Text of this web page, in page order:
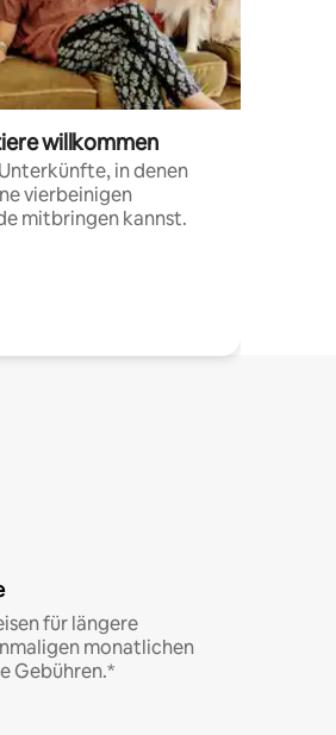
willkommen
in denen
vierbeinigen
mitbringen kannst.
für längere
monatlichen
Gebühren.*